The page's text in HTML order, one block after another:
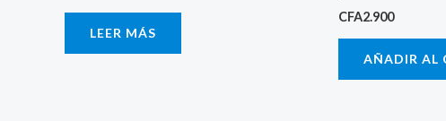
LEER MÁS
CFA2.900
AÑADIR AL